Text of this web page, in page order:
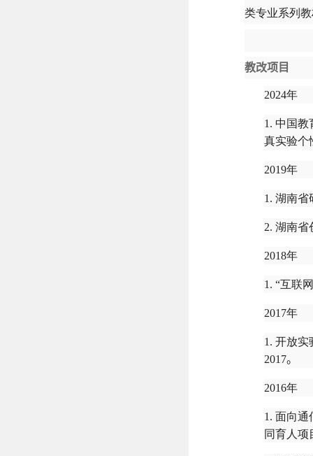
类专业系列
教改项目
2024年
1. 中国
真实验个
2019年
1. 湖南
2. 湖南
2018年
1. “互联网
2017年
1. 开放
2017。
2016年
1. 面向
同育人项